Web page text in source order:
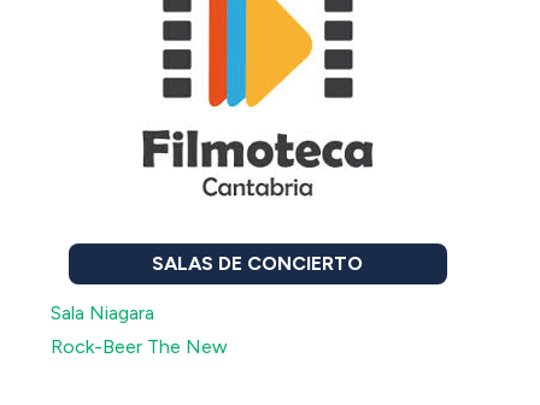
SALAS DE CONCIERTO
Sala Niagara
Rock-Beer The New